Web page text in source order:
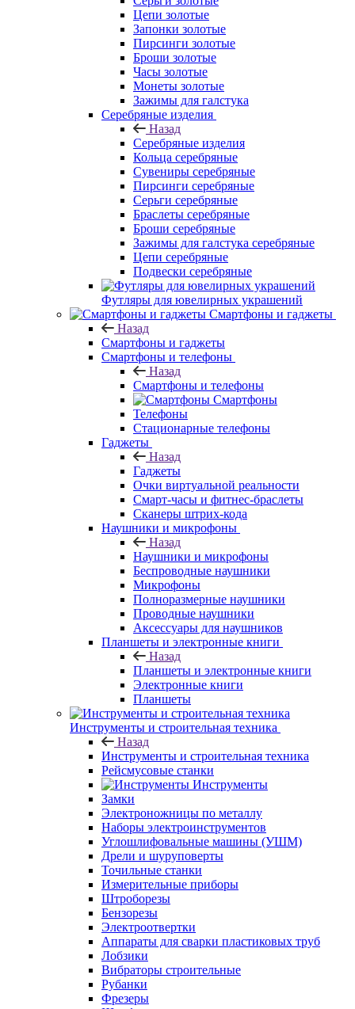
Цепи золотые
Запонки золотые
Пирсинги золотые
Броши золотые
Часы золотые
Монеты золотые
Зажимы для галстука
Серебряные изделия
Назад
Серебряные изделия
Кольца серебряные
Сувениры серебряные
Пирсинги серебряные
Серьги серебряные
Браслеты серебряные
Броши серебряные
Зажимы для галстука серебряные
Цепи серебряные
Подвески серебряные
Футляры для ювелирных украшений
Смартфоны и гаджеты
Назад
Смартфоны и гаджеты
Смартфоны и телефоны
Назад
Смартфоны и телефоны
Смартфоны
Телефоны
Стационарные телефоны
Гаджеты
Назад
Гаджеты
Очки виртуальной реальности
Смарт-часы и фитнес-браслеты
Сканеры штрих-кода
Наушники и микрофоны
Назад
Наушники и микрофоны
Беспроводные наушники
Микрофоны
Полноразмерные наушники
Проводные наушники
Аксессуары для наушников
Планшеты и электронные книги
Назад
Планшеты и электронные книги
Электронные книги
Планшеты
Инструменты и строительная техника
Назад
Инструменты и строительная техника
Рейсмусовые станки
Инструменты
Замки
Электроножницы по металлу
Наборы электроинструментов
Углошлифовальные машины (УШМ)
Дрели и шуруповерты
Точильные станки
Измерительные приборы
Штроборезы
Бензорезы
Электроотвертки
Аппараты для сварки пластиковых труб
Лобзики
Вибраторы строительные
Рубанки
Фрезеры